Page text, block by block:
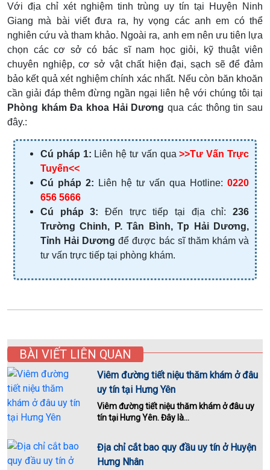
Với địa chỉ xét nghiệm tinh trùng uy tín tại Huyện Ninh
Giang mà bài viết đưa ra, hy vọng các anh em có thể
nghiên cứu và tham khảo. Ngoài ra, anh em nên ưu tiên lựa
chọn các cơ sở có bác sĩ nam học giỏi, kỹ thuật viên
chuyên nghiệp, cơ sở vật chất hiện đại, sạch sẽ để đảm
bảo kết quả xét nghiệm chính xác nhất. Nếu còn băn khoăn
cần giải đáp thêm đừng ngần ngại liên hệ với chúng tôi tại
Phòng khám Đa khoa Hải Dương qua các thông tin sau
đây.:
Cú pháp 1: Liên hệ tư vấn qua>>Tư Vấn Trực
Tuyến<<
Cú pháp 2: Liên hệ tư vấn qua Hotline: 0220
656 5666
Cú pháp 3: Đến trực tiếp tại địa chỉ:236
Trường Chinh, P. Tân Bình, Tp Hải Dương,
Tỉnh Hải Dương để được bác sĩ thăm khám và
tư vấn trực tiếp tại phòng khám.
BÀI VIẾT LIÊN QUAN
Viêm đường tiết niệu thăm khám ở đâu
uy tín tại Hưng Yên
Viêm đường tiết niệu thăm khám ở đâu uy
tín tại Hưng Yên. Đây là...
Địa chỉ cắt bao quy đầu uy tín ở Huyện
Hưng Nhân